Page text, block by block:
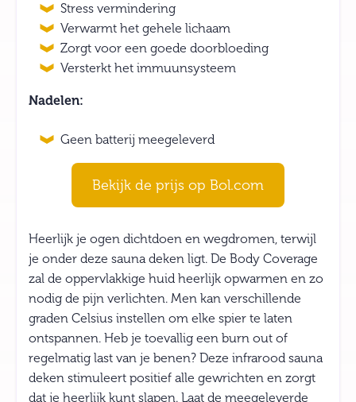
Stress vermindering
Verwarmt het gehele lichaam
Zorgt voor een goede doorbloeding
Versterkt het immuunsysteem
Nadelen:
Geen batterij meegeleverd
Bekijk de prijs op Bol.com
Heerlijk je ogen dichtdoen en wegdromen, terwijl
je onder deze sauna deken ligt. De Body Coverage
zal de oppervlakkige huid heerlijk opwarmen en zo
nodig de pijn verlichten. Men kan verschillende
graden Celsius instellen om elke spier te laten
ontspannen. Heb je toevallig een burn out of
regelmatig last van je benen? Deze infrarood sauna
deken stimuleert positief alle gewrichten en zorgt
dat je heerlijk kunt slapen. Laat de meegeleverde